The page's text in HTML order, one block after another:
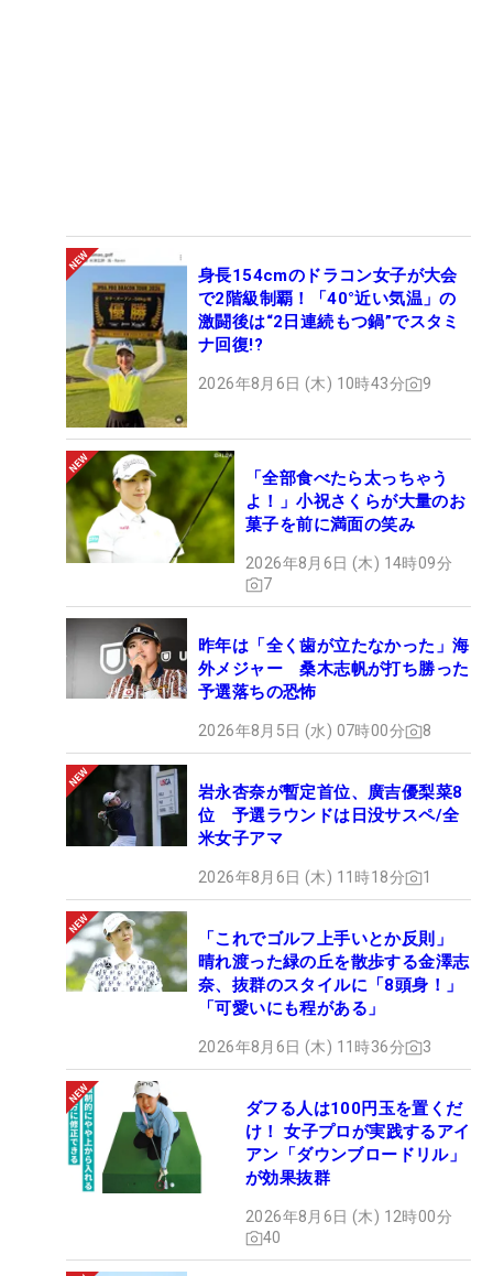
身長154cmのドラコン女子が大会
で2階級制覇！「40°近い気温」の
激闘後は“2日連続もつ鍋”でスタミ
ナ回復!?
2026年8月6日 (木) 10時43分 9
「全部食べたら太っちゃう
よ！」小祝さくらが大量のお
菓子を前に満面の笑み
2026年8月6日 (木) 14時09分
7
昨年は「全く歯が立たなかった」海
外メジャー 桑木志帆が打ち勝った
予選落ちの恐怖
2026年8月5日 (水) 07時00分 8
岩永杏奈が暫定首位、廣吉優梨菜8
位 予選ラウンドは日没サスペ/全
米女子アマ
2026年8月6日 (木) 11時18分 1
「これでゴルフ上手いとか反則」
晴れ渡った緑の丘を散歩する金澤志
奈、抜群のスタイルに「8頭身！」
「可愛いにも程がある」
2026年8月6日 (木) 11時36分 3
ダフる人は100円玉を置くだ
け！ 女子プロが実践するアイ
アン「ダウンブロードリル」
が効果抜群
2026年8月6日 (木) 12時00分
40